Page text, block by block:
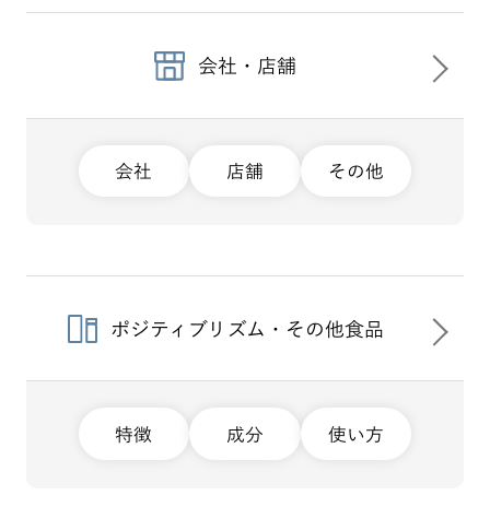
会社・店舗
会社 店舗 その他
ポジティブリズム・その他食品
特徴 成分 使い方